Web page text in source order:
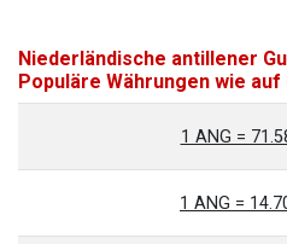
Niederländische antillener
Populäre Währungen wie auf
1 ANG =
1 ANG =